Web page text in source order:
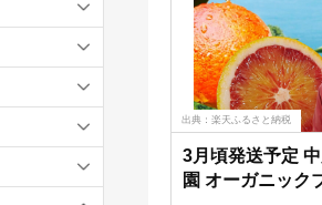
出典：楽天ふるさと納税
3月頃発送予定
園 オーガニック